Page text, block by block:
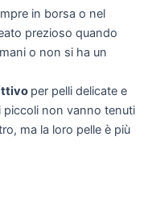
in borsa o nel
prezioso quando
o non si ha un
per pelli delicate e
piccoli non vanno tenuti
ma la loro pelle è più